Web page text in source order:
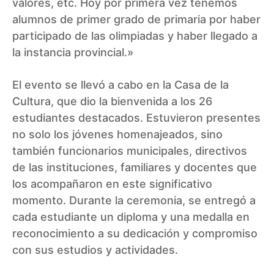
valores, etc. Hoy por primera vez tenemos
alumnos de primer grado de primaria por haber
participado de las olimpiadas y haber llegado a
la instancia provincial.»
El evento se llevó a cabo en la Casa de la
Cultura, que dio la bienvenida a los 26
estudiantes destacados. Estuvieron presentes
no solo los jóvenes homenajeados, sino
también funcionarios municipales, directivos
de las instituciones, familiares y docentes que
los acompañaron en este significativo
momento. Durante la ceremonia, se entregó a
cada estudiante un diploma y una medalla en
reconocimiento a su dedicación y compromiso
con sus estudios y actividades.